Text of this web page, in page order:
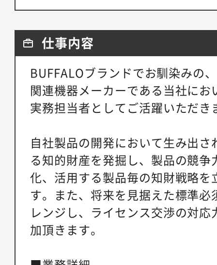
仕事内容
BUFFALOブランドでお馴染みの
関連機器メーカーである当社に
実務担当者としてご活躍いただき
自社製品の開発において生み出
る知的財産を発掘し、製品の競
化、活用する製品毎の知財戦略
す。また、将来を見据えた標準
レンジし、ライセンス交渉の対
加頂きます。